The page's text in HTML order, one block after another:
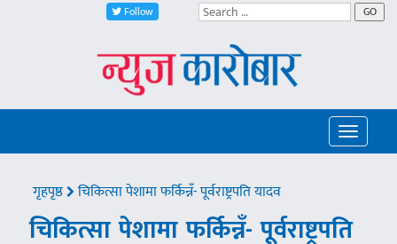
Follow GO
Toggle
गृहपृष्ठ चिकित्सा पेशामा फर्किन्नँ- पूर्वराष्ट्रपति यादव
चिकित्सा पेशामा फर्किन्नँ- पूर्वराष्ट्रपति